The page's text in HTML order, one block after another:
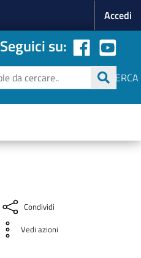
Accedi
Seguici su:
Cerca
CERCA
Condividi
Vedi azioni